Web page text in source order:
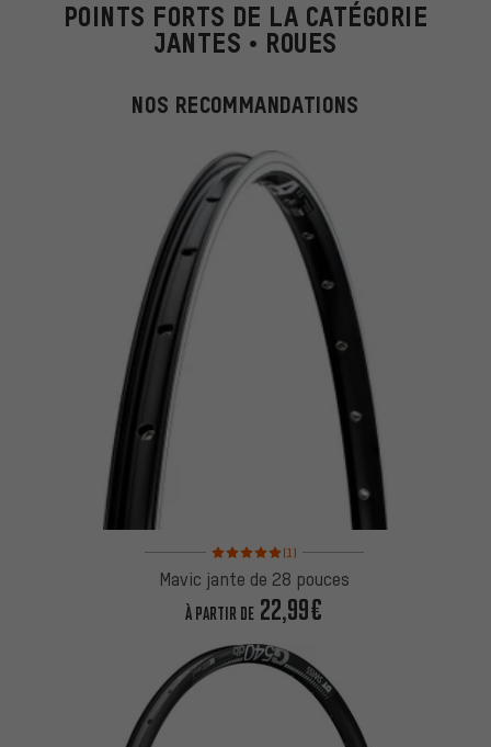
POINTS FORTS DE LA CATÉGORIE
JANTES • ROUES
NOS RECOMMANDATIONS
Note moyenne : 5 sur 5 d'après 1 avis
(1)
Mavic jante de 28 pouces
À PARTIR DE22,99€